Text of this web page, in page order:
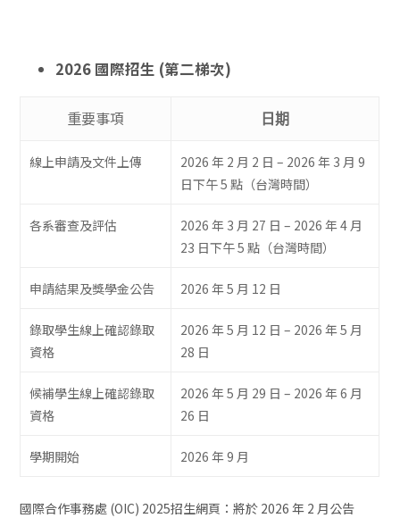
2026 國際招生 (第二梯次)
重要事項 日期
線上申請及文件上傳
2026 年 2 月 2 日 – 2026 年 3 月 9
日下午 5 點（台灣時間）
各系審查及評估
2026 年 3 月 27 日 – 2026 年 4 月
23 日下午 5 點（台灣時間）
申請結果及獎學金公告 2026 年 5 月 12 日
錄取學生線上確認錄取
資格
2026 年 5 月 12 日 – 2026 年 5 月
28 日
候補學生線上確認錄取
資格
2026 年 5 月 29 日 – 2026 年 6 月
26 日
學期開始 2026 年 9 月
國際合作事務處 (OIC) 2025招生網頁：將於 2026 年 2 月公告